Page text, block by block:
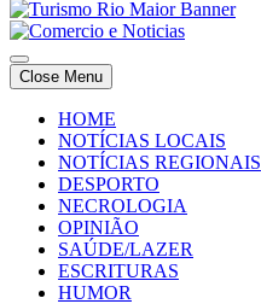
Comercio e Noticias
Notícias e Publicidade Online
Comercio e Noticias
Notícias e Publicidade Online
Close Menu
HOME
NOTÍCIAS LOCAIS
NOTÍCIAS REGIONAIS
DESPORTO
NECROLOGIA
OPINIÃO
SAÚDE/LAZER
ESCRITURAS
HUMOR